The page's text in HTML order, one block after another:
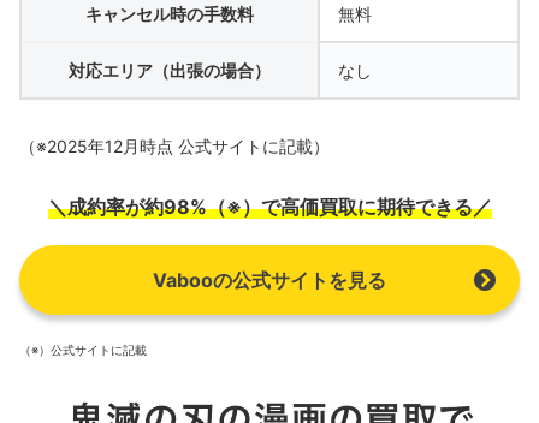
キャンセル時の手数料 無料
対応エリア（出張の場合） なし
（※2025年12月時点 公式サイトに記載）
＼成約率が約98%（※）で高価買取に期待できる／
Vabooの公式サイトを見る
（※）公式サイトに記載